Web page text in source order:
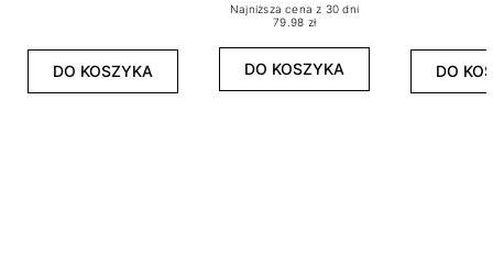
DO KOSZYKA
Najniższa cena z 30 dni
79.98 zł
DO KOSZYKA DO